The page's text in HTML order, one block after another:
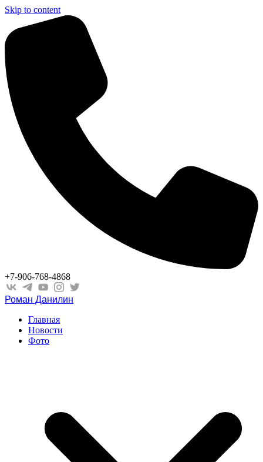
Skip to content
+7-906-768-4868
Роман Данилин
Главная
Новости
Фото